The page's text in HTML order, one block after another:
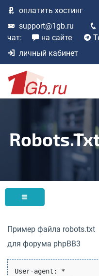
оплатить хостинг
support@1gb.ru
чат:
на сайте
личный кабинет
Пример файла robots.txt
для форума phpBB3
User-agent: *